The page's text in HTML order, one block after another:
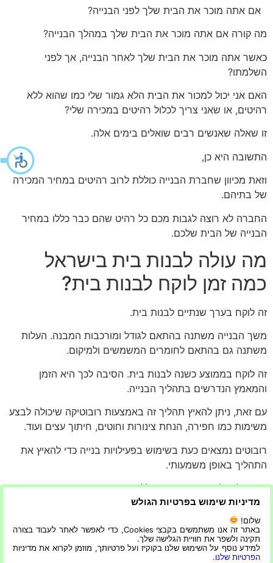
אם אתה מוכר את הבית שלך לפני הבנייה?
מה קורה אם אתה מוכר את הבית שלך במהלך הבנייה?
כאשר אתה מוכר את הבית שלך לאחר הבנייה, אך לפני
השלמתו?
האם אני יכול למכור את הבית הלא גמור שלי כמו שהוא ללא
רהיטים, או שאני צריך לכלול רהיטים במכירה שלי?
זו שאלה שאנשים רבים שואלים בימים אלה.
התשובה היא כן,
וזאת מכיוון שחברת הבנייה כוללת לרוב רהיטים במחיר המכירה
של בתיהם.
החברה לא רוצה לגבות מכם כל רהיט שהם כבר כללו במחיר
הבנייה של הבית שלכם.
מה עולה לבנות בית בישראל
כמה זמן לוקח לבנות בית?
זה לוקח בערך שנתיים לבנות בית.
משך הבנייה משתנה בהתאם לגודל ומורכבות המבנה. העלות
משתנה גם בהתאם לחומרים המשמשים ולמיקום.
זה לוקח בממוצע כשנה לבנות בית. הסיבה לכך היא הזמן
והמאמץ הנדרשים בתהליך הבנייה.
עם זאת, ניתן להאיץ תהליך זה באמצעות רובוטיקה שיכולה לבצע
משימות כמו חפירה, הנחת צינורות וחוטים, חיתוך עצים ועוד.
רובוטים נמצאים כעת בשימוש בפעילויות בנייה כדי להאיץ את
התהליך באופן משמעותי.
הם יכולים לבצע משימות הכוללות הרמה כבדה, חפירה וקידוח.
הערכה זו מבוססת על הזמן הממוצע שלוקח לבניית בית בארה"ב
ומספר השעות הנדרשות למטר מרובע.
מדיניות שימוש בפרטיות הגולש
שלום!
באתר זה אנו משתמשים בקבצי Cookies, כדי לאפשר לאתר לעבוד בצורה
תקינה ולשפר את חוויית הגלישה שלך.
למידע נוסף על השימוש שלנו בקוקיז ועל פרטיותך, מוזמן לקרוא את מדיניות
הפרטיות שלנו.